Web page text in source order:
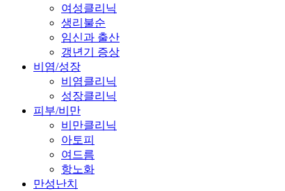
여성클리닉
생리불순
임신과 출산
갱년기 증상
비염/성장
비염클리닉
성장클리닉
피부/비만
비만클리닉
아토피
여드름
항노화
만성난치